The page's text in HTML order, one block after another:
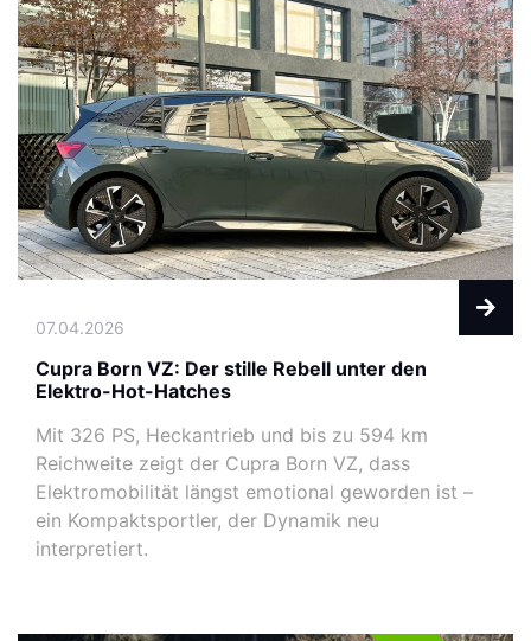
07.04.2026
Cupra Born VZ: Der stille Rebell unter den
Elektro-Hot-Hatches
Mit 326 PS, Heckantrieb und bis zu 594 km
Reichweite zeigt der Cupra Born VZ, dass
Elektromobilität längst emotional geworden ist –
ein Kompaktsportler, der Dynamik neu
interpretiert.